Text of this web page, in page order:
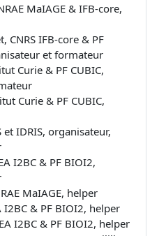
MaIAGE & IFB-core,
CNRS IFB-core & PF
et formateur
Curie & PF CUBIC,
Curie & PF CUBIC,
et IDRIS, organisateur,
I2BC & PF BIOI2,
MaIAGE, helper
I2BC & PF BIOI2, helper
I2BC & PF BIOI2, helper